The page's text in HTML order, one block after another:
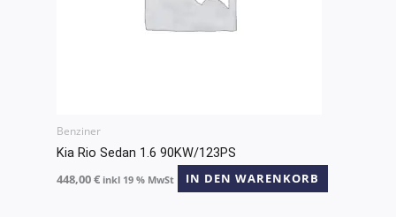
Benziner
Kia Rio Sedan 1.6 90KW/123PS
448,00€ inkl 19 % MwSt IN DEN WARENKORB